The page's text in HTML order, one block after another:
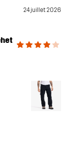
24 juillet 2026